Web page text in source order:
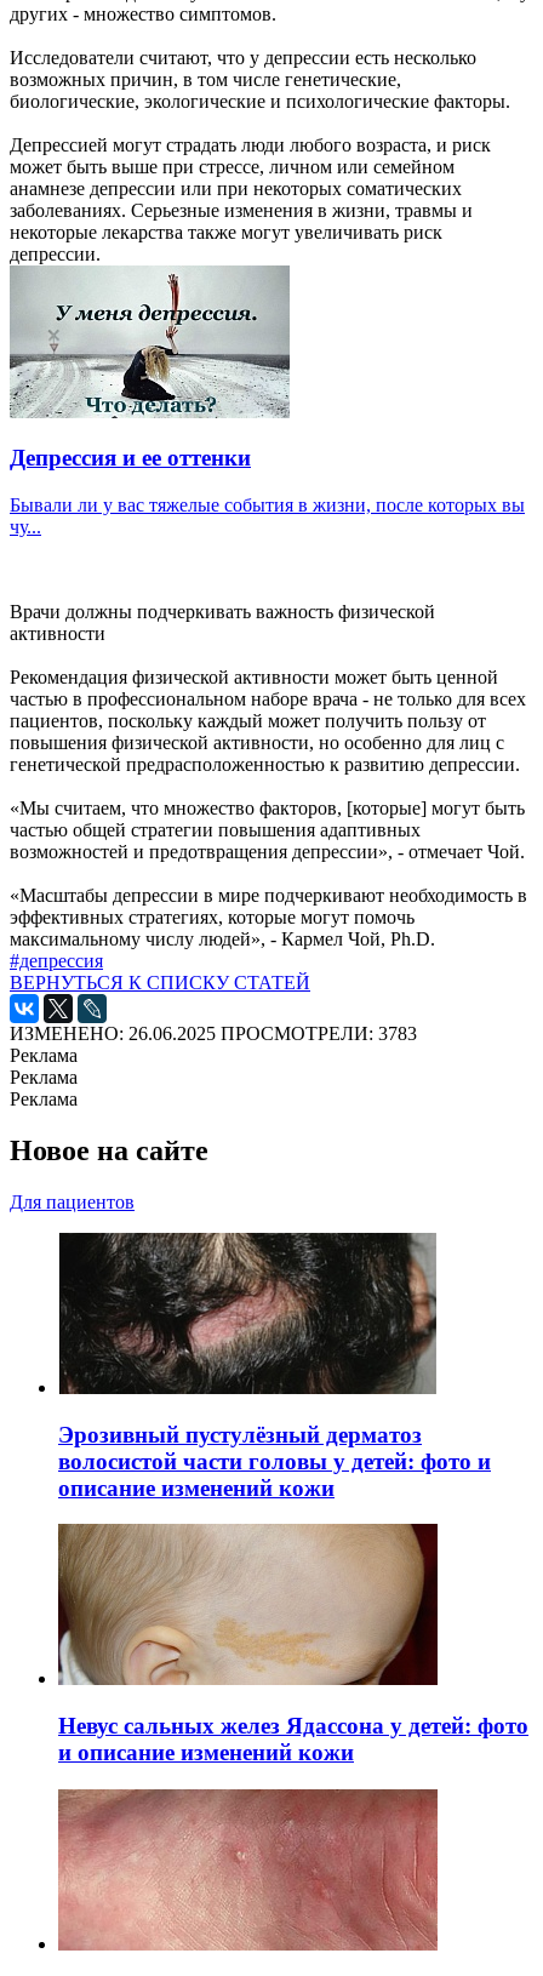
других - множество симптомов.
Исследователи считают, что у депрессии есть несколько
возможных причин, в том числе генетические,
биологические, экологические и психологические факторы.
Депрессией могут страдать люди любого возраста, и риск
может быть выше при стрессе, личном или семейном
анамнезе депрессии или при некоторых соматических
заболеваниях. Серьезные изменения в жизни, травмы и
некоторые лекарства также могут увеличивать риск
депрессии.
Депрессия и ее оттенки
Бывали ли у вас тяжелые события в жизни, после которых вы
чу...
Врачи должны подчеркивать важность физической
активности
Рекомендация физической активности может быть ценной
частью в профессиональном наборе врача - не только для всех
пациентов, поскольку каждый может получить пользу от
повышения физической активности, но особенно для лиц с
генетической предрасположенностью к развитию депрессии.
«Мы считаем, что множество факторов, [которые] могут быть
частью общей стратегии повышения адаптивных
возможностей и предотвращения депрессии», - отмечает Чой.
«Масштабы депрессии в мире подчеркивают необходимость в
эффективных стратегиях, которые могут помочь
максимальному числу людей», - Кармел Чой, Ph.D.
#депрессия
ВЕРНУТЬСЯ К СПИСКУ СТАТЕЙ
ИЗМЕНЕНО: 26.06.2025 ПРОСМОТРЕЛИ: 3783
Реклама
Реклама
Реклама
Новое на сайте
Для пациентов
Эрозивный пустулёзный дерматоз
волосистой части головы у детей: фото и
описание изменений кожи
Невус сальных желез Ядассона у детей: фото
и описание изменений кожи